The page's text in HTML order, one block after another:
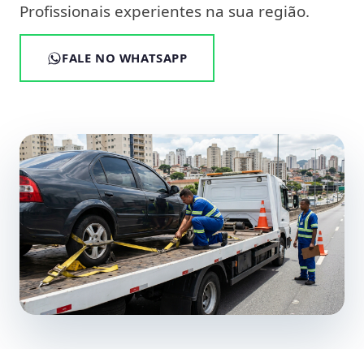
Profissionais experientes na sua região.
FALE NO WHATSAPP